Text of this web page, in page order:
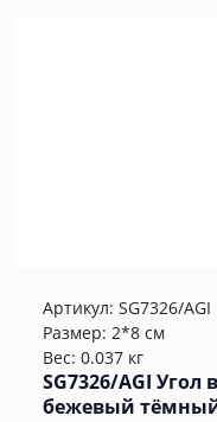
Артикул: SG7326/AGI
Размер: 2*8 см
Вес: 0.037 кг
SG7326/AGI
бежевый